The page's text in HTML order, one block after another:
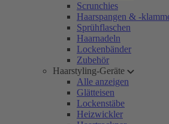
Scrunchies
Haarspangen & -
Sprühflaschen
Haarnadeln
Lockenbänder
Zubehör
Haarstyling-Geräte
Alle anzeigen
Glätteisen
Lockenstäbe
Heizwickler